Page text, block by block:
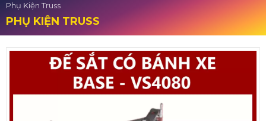
Phụ Kiện Truss
PHỤ KIỆN TRUSS